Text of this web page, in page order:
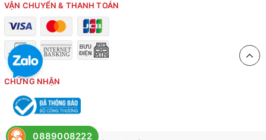
VẬN CHUYỂN & THANH TOÁN
CHỨNG NHẬN
0889008222